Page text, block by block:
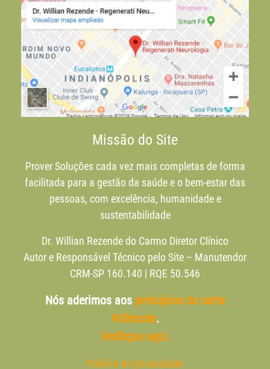
Missão do Site
Prover Soluções cada vez mais completas de forma
facilitada para a gestão da saúde e o bem-estar das
pessoas, com excelência, humanidade e
sustentabilidade
Dr. Willian Rezende do Carmo Diretor Clínico
Autor e Responsável Técnico pelo Site – Manutendor
CRM-SP 160.140 | RQE 50.546
Nós aderimos aos princípios da carta
HONcode.
Verifique aqui.
Política de privacidade